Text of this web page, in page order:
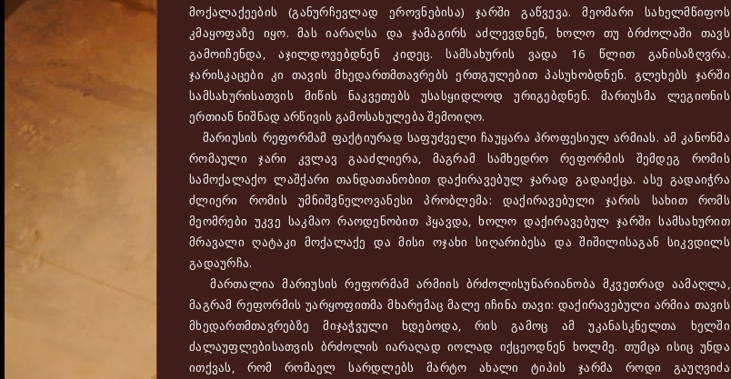
მოქალაქეების (განურჩევლად ეროვნებისა) ჯარში გაწვევა. მეომარი სახელმწიფოს
კმაყოფაზე იყო. მას იარაღსა და ჯამაგირს აძლევდნენ, ხოლო თუ ბრძოლაში თავს
გამოიჩენდა, აჯილდოვებდნენ კიდეც. სამსახურის ვადა 16 წლით განისაზღვრა.
ჯარისკაცები კი თავის მხედართმთავრებს ერთგულებით პასუხობდნენ. გლეხებს ჯარში
სამსახურისათვის მიწის ნაკვეთებს უსასყიდლოდ ურიგებდნენ. მარიუსმა ლეგიონის
ერთიან ნიშნად არწივის გამოსახულება შემოიღო.
მარიუსის რეფორმამ ფაქტიურად საფუძველი ჩაუყარა პროფესიულ არმიას. ამ კანონმა
რომაული ჯარი კვლავ გააძლიერა, მაგრამ სამხედრო რეფორმის შემდეგ რომის
სამოქალაქო ლაშქარი თანდათანობით დაქირავებულ ჯარად გადაიქცა. ასე გადაიჭრა
ძლიერი რომის უმნიშვნელოვანესი პრობლემა: დაქირავებული ჯარის სახით რომს
მეომრები უკვე საკმაო რაოდენობით ჰყავდა, ხოლო დაქირავებულ ჯარში სამსახურით
მრავალი ღატაკი მოქალაქე და მისი ოჯახი სიღარიბესა და შიშილისაგან სიკვდილს
გადაურჩა.
მართალია მარიუსის რეფორმამ არმიის ბრძოლისუნარიანობა მკვეთრად აამაღლა,
მაგრამ რეფორმის უარყოფითმა მხარემაც მალე იჩინა თავი: დაქირავებული არმია თავის
მხედართმთავრებზე მიჯაჭვული ხდებოდა, რის გამოც ამ უკანასკნელთა ხელში
ძალაუფლებისათვის ბრძოლის იარაღად იოლად იქცეოდნენ ხოლმე. თუმცა ისიც უნდა
ითქვას, რომ რომაელ სარდლებს მარტო ახალი ტიპის ჯარმა როდი გაუღვიძა